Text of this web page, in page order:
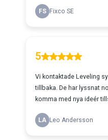
FS Fixco SE
5
Vi kontaktade Leveling
tillbaka. De har lyssnat
komma med nya ideér
LA Leo Andersson